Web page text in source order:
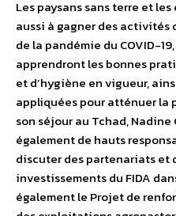
Les paysans sans terre et
aussi à gagner des activités
de la pandémie du COVID-
apprendront les bonnes
et d’hygiène en vigueur,
appliquées pour atténuer la
son séjour au Tchad, Nadine
également de hauts
discuter des partenariats et
investissements du FIDA
également le Projet de